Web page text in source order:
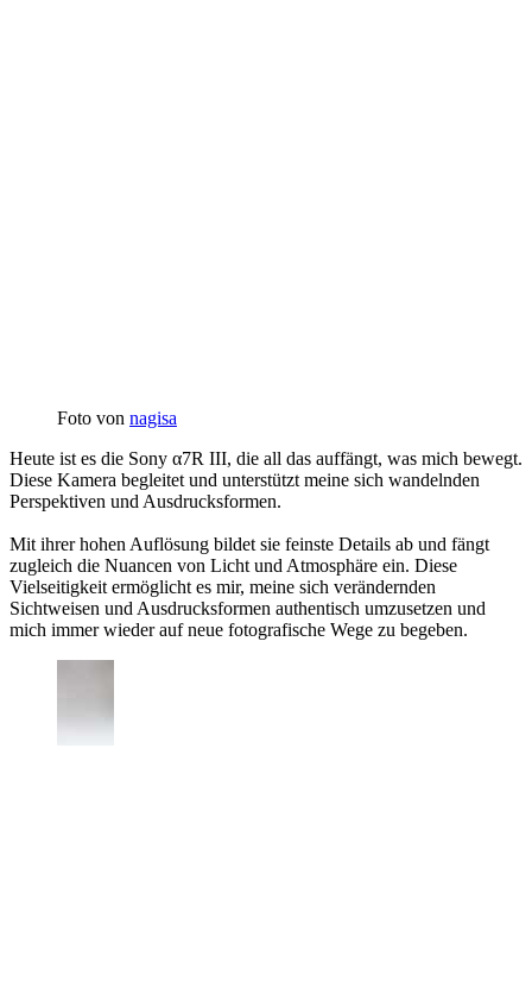
Foto von nagisa
Heute ist es die Sony α7R III, die all das auffängt, was mich bewegt.
Diese Kamera begleitet und unterstützt meine sich wandelnden
Perspektiven und Ausdrucksformen.
Mit ihrer hohen Auflösung bildet sie feinste Details ab und fängt
zugleich die Nuancen von Licht und Atmosphäre ein. Diese
Vielseitigkeit ermöglicht es mir, meine sich verändernden
Sichtweisen und Ausdrucksformen authentisch umzusetzen und
mich immer wieder auf neue fotografische Wege zu begeben.